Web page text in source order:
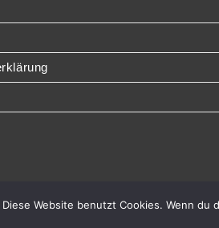
Diese Website benutzt Cookies. Wenn